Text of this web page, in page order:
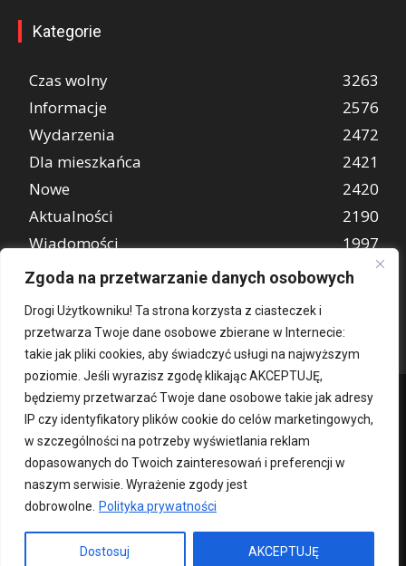
Zgoda na przetwarzanie danych osobowych
Drogi Użytkowniku! Ta strona korzysta z ciasteczek i
przetwarza Twoje dane osobowe zbierane w Internecie:
takie jak pliki cookies, aby świadczyć usługi na najwyższym
poziomie. Jeśli wyrazisz zgodę klikając AKCEPTUJĘ,
będziemy przetwarzać Twoje dane osobowe takie jak adresy
IP czy identyfikatory plików cookie do celów marketingowych,
w szczególności na potrzeby wyświetlania reklam
dopasowanych do Twoich zainteresowań i preferencji w
naszym serwisie. Wyrażenie zgody jest
dobrowolne.
Polityka prywatności
Dostosuj AKCEPTUJĘ
Kategorie
Czas wolny
3263
Informacje
2576
Wydarzenia
2472
Dla mieszkańca
2421
Nowe
2420
Aktualności
2190
Wiadomości
1997
REKLAMA
849
Kontakt O nas Patronat medialny